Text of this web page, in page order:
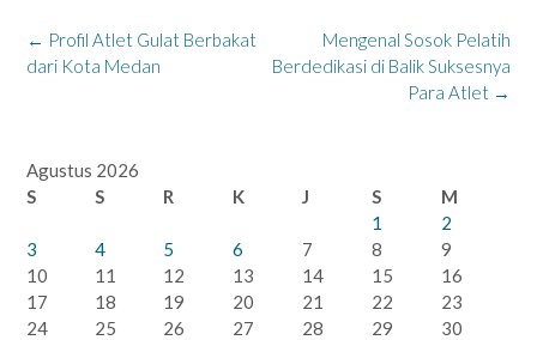
Post
navigation
Mengenal Sosok Pelatih
Berdedikasi di Balik Suksesnya
Para Atlet →
← Profil Atlet Gulat Berbakat
dari Kota Medan
Agustus 2026
S
S R K J S
M
1
2
3
4 5 6 7 8
9
10
11 12 13 14 15
16
17
18 19 20 21 22
23
24
25 26 27 28 29
30